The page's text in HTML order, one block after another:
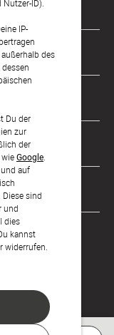
ID).
IP-
des
Du der
zur
der
Google
auf
sind
und
dies
kannst
widerrufen.